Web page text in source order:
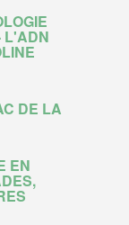
L'ADN
DE LA
EN